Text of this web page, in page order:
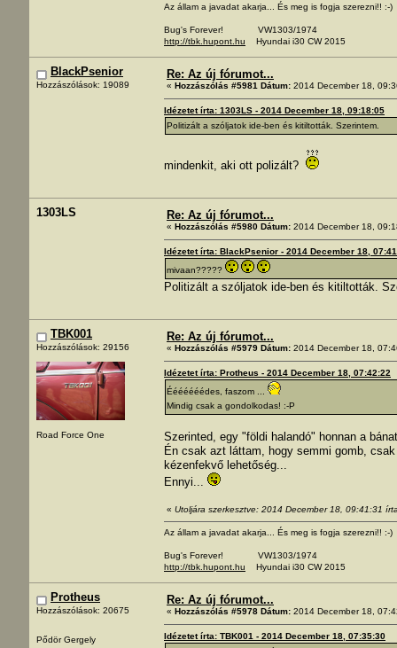
Az állam a javadat akarja... És meg is fogja szerezni!! :-)
Bug's Forever! VW1303/1974
http://tbk.hupont.hu Hyundai i30 CW 2015
BlackPsenior
Hozzászólások: 19089
Re: Az új fórumot...
« Hozzászólás #5981 Dátum: 2014 December 18,
Idézetet írta: 1303LS - 2014 December 18, 09:18:05
Politizált a szóljatok ide-ben és kitiltották. Szerintem.
mindenkit, aki ott polizált?
1303LS Re: Az új fórumot...
« Hozzászólás #5980 Dátum: 2014 December 18,
Idézetet írta: BlackPsenior - 2014 December 18,
mivaan?????
Politizált a szóljatok ide-ben és kitiltották.
TBK001
Hozzászólások: 29156
Road Force One
Re: Az új fórumot...
« Hozzászólás #5979 Dátum: 2014 December 18,
Idézetet írta: Protheus - 2014 December 18, 07:42:22
Ééééééédes, faszom ...
Mindig csak a gondolkodas! :-P
Szerinted, egy "földi halandó" honnan a
Én csak azt láttam, hogy semmi gomb,
kézenfekvő lehetőség...
Ennyi...
« Utoljára szerkesztve: 2014 December 18, 09:41:31
Az állam a javadat akarja... És meg is fogja szerezni!! :-)
Bug's Forever! VW1303/1974
http://tbk.hupont.hu Hyundai i30 CW 2015
Protheus
Hozzászólások: 20675
Pődör Gergely
Re: Az új fórumot...
« Hozzászólás #5978 Dátum: 2014 December 18,
Idézetet írta: TBK001 - 2014 December 18, 07:35:30